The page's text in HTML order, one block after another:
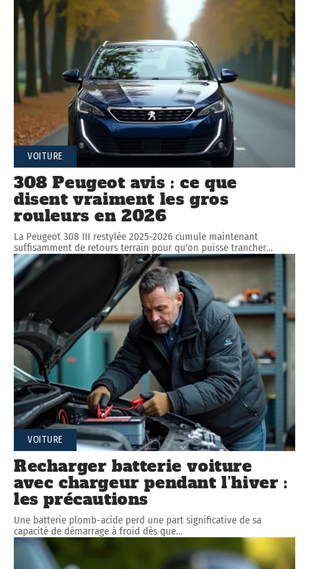
VOITURE
308 Peugeot avis : ce que
disent vraiment les gros
rouleurs en 2026
La Peugeot 308 III restylée 2025-2026 cumule maintenant
suffisamment de retours terrain pour qu'on puisse trancher…
VOITURE
Recharger batterie voiture
avec chargeur pendant l’hiver :
les précautions
Une batterie plomb-acide perd une part significative de sa
capacité de démarrage à froid dès que…